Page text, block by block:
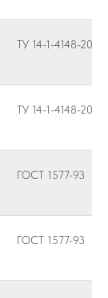
ТУ 14-1-4148-2014
ТУ 14-1-4148-2015
ГОСТ 1577-93
ГОСТ 1577-93